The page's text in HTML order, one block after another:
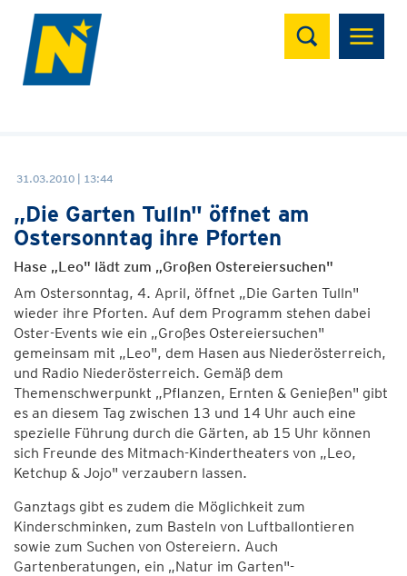
Suchen
31.03.2010 | 13:44
„Die Garten Tulln" öffnet am
Ostersonntag ihre Pforten
Hase „Leo" lädt zum „Großen Ostereiersuchen"
Am Ostersonntag, 4. April, öffnet „Die Garten Tulln"
wieder ihre Pforten. Auf dem Programm stehen dabei
Oster-Events wie ein „Großes Ostereiersuchen"
gemeinsam mit „Leo", dem Hasen aus Niederösterreich,
und Radio Niederösterreich. Gemäß dem
Themenschwerpunkt „Pflanzen, Ernten & Genießen" gibt
es an diesem Tag zwischen 13 und 14 Uhr auch eine
spezielle Führung durch die Gärten, ab 15 Uhr können
sich Freunde des Mitmach-Kindertheaters von „Leo,
Ketchup & Jojo" verzaubern lassen.
Ganztags gibt es zudem die Möglichkeit zum
Kinderschminken, zum Basteln von Luftballontieren
sowie zum Suchen von Ostereiern. Auch
Gartenberatungen, ein „Natur im Garten"-